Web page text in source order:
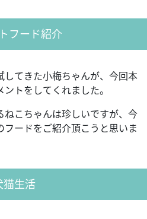
フード紹介
してきた小梅ちゃんが、今回本
トをしてくれました。
こちゃんは珍しいですが、今
ードをご紹介頂こうと思いま
猫生活